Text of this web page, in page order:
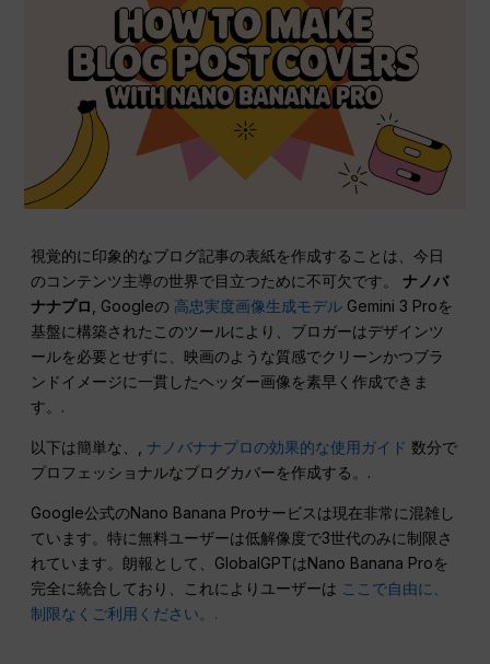
視覚的に印象的なブログ記事の表紙を作成することは、今日
のコンテンツ主導の世界で目立つために不可欠です。ナノバ
ナナプロ
, Googleの 高忠実度画像生成モデル Gemini 3 Proを
基盤に構築されたこのツールにより、ブロガーはデザインツ
ールを必要とせずに、映画のような質感でクリーンかつブラ
ンドイメージに一貫したヘッダー画像を素早く作成できま
す。.
以下は簡単な、,ナノバナナプロの効果的な使用ガイド 数分で
プロフェッショナルなブログカバーを作成する。.
Google公式のNano Banana Proサービスは現在非常に混雑し
ています。特に無料ユーザーは低解像度で3世代のみに制限さ
れています。朗報として、GlobalGPTはNano Banana Proを
完全に統合しており、これによりユーザーは ここで自由に、
制限なくご利用ください。.